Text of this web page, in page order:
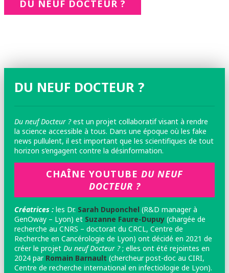
DU NEUF DOCTEUR ?
DU NEUF DOCTEUR ?
Du neuf Docteur ?est un projet collaboratif visant à rendre
la science accessible à tous. Dans une époque où les fake
news pullulent, il est important que les scientifiques de tout
horizon s’engagent contre la désinformation.
CHAÎNE YOUTUBE DU NEUF
DOCTEUR ?
Créatrices : les Dr. Sarah Duponchel (R&D manager à
GenOway – Lyon) et Suzanne Faure-Dupuy (chargée de
recherche au CNRS – doctorat du CRCL, Centre de
Recherche en Cancérologie de Lyon) ont décidé en 2021 de
créer le projet Du neuf Docteur ?; elles ont été rejointes en
2024 parRomain Barnault (chercheur post-doc au CIRI,
Centre de recherche international en infectiologie de Lyon).